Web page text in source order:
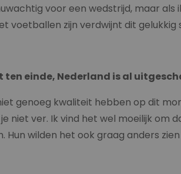
voor een wedstrijd, maar
voetballen zijn verdwijnt dit gelukkig
ten einde, Nederland is al ui
genoeg kwaliteit hebben op dit
niet ver. Ik vind het wel moeilijk om
Hun wilden het ook graag anders